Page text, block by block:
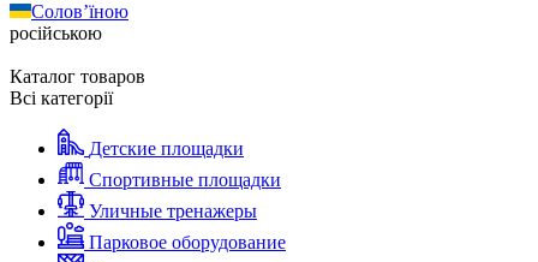
Солов’їною
російською
Каталог товаров
Всі категорії
Детские площадки
Спортивные площадки
Уличные тренажеры
Парковое оборудование